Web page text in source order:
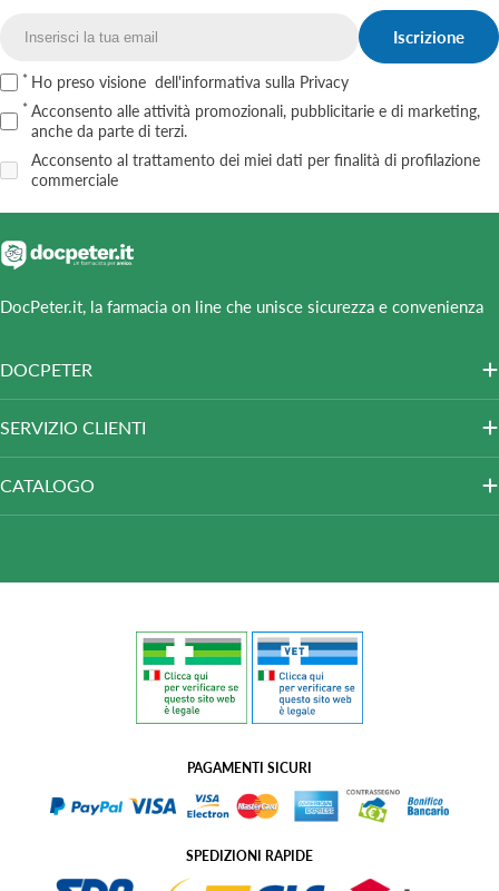
Iscrizione
Ho preso visione dell'informativa sulla Privacy
Acconsento alle attività promozionali, pubblicitarie e di marketing,
anche da parte di terzi.
Acconsento al trattamento dei miei dati per finalità di profilazione
commerciale
DocPeter.it, la farmacia on line che unisce sicurezza e convenienza
DOCPETER
SERVIZIO CLIENTI
CATALOGO
PAGAMENTI SICURI
SPEDIZIONI RAPIDE